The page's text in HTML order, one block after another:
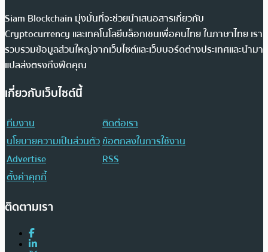
Siam Blockchain มุ่งมั่นที่จะช่วยนำเสนอสารเกี่ยวกับ
Cryptocurrency และเทคโนโลยีบล็อกเชนเพื่อคนไทย ในภาษาไทย เรา
รวบรวมข้อมูลส่วนใหญ่จากเว็บไซต์และเว็บบอร์ดต่างประเทศและนำมา
แปลส่งตรงถึงฟีดคุณ
เกี่ยวกับเว็บไซต์นี้
ทีมงาน
ติดต่อเรา
นโยบายความเป็นส่วนตัวข้อตกลงในการใช้งาน
Advertise
RSS
ตั้งค่าคุกกี้
ติดตามเรา